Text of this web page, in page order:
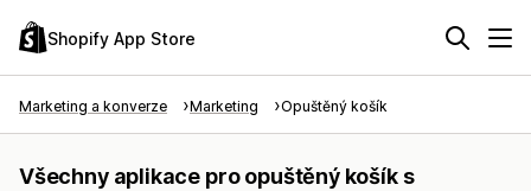
Shopify App Store
Marketing a konverze Marketing Opuštěný košík
Všechny aplikace pro opuštěný košík s